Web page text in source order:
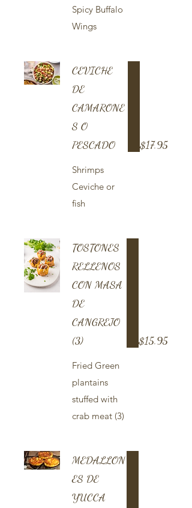
Spicy Buffalo
Wings
CEVICHE
DE
CAMARONE
S O
PESCADO
Shrimps
Ceviche or
fish
$17.95
TOSTONES
RELLENOS
CON MASA
DE
CANGREJO
(3)
Fried Green
plantains
stuffed with
crab meat (3)
$15.95
MEDALLON
ES DE
YUCCA